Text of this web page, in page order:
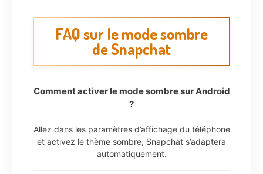
FAQ sur le mode sombre
de Snapchat
Comment activer le mode sombre sur Android
?
Allez dans les paramètres d’affichage du téléphone
et activez le thème sombre, Snapchat s’adaptera
automatiquement.